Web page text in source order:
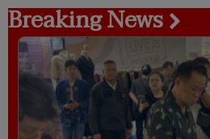
Breaking News